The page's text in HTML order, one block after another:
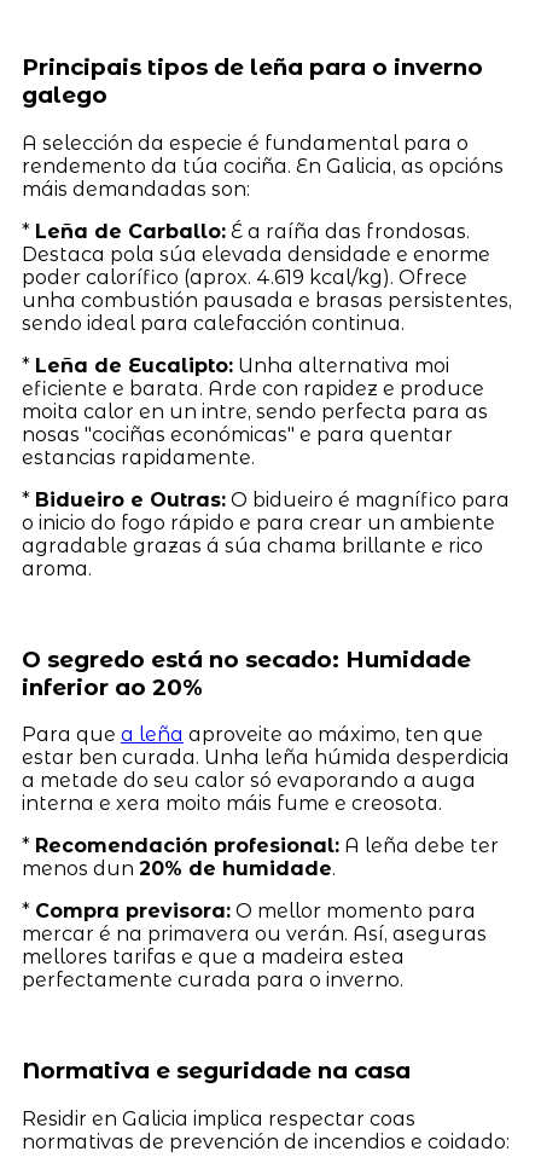
Principais tipos de leña para o inverno
galego
A selección da especie é fundamental para o
rendemento da túa cociña. En Galicia, as opcións
máis demandadas son:
* Leña de Carballo:É a raíña das frondosas.
Destaca pola súa elevada densidade e enorme
poder calorífico (aprox. 4.619 kcal/kg). Ofrece
unha combustión pausada e brasas persistentes,
sendo ideal para calefacción continua.
* Leña de Eucalipto:Unha alternativa moi
eficiente e barata. Arde con rapidez e produce
moita calor en un intre, sendo perfecta para as
nosas "cociñas económicas" e para quentar
estancias rapidamente.
* Bidueiro e Outras:O bidueiro é magnífico para
o inicio do fogo rápido e para crear un ambiente
agradable grazas á súa chama brillante e rico
aroma.
O segredo está no secado: Humidade
inferior ao 20%
Para que a leña aproveite ao máximo, ten que
estar ben curada. Unha leña húmida desperdicia
a metade do seu calor só evaporando a auga
interna e xera moito máis fume e creosota.
* Recomendación profesional:A leña debe ter
menos dun 20% de humidade.
* Compra previsora:O mellor momento para
mercar é na primavera ou verán. Así, aseguras
mellores tarifas e que a madeira estea
perfectamente curada para o inverno.
Normativa e seguridade na casa
Residir en Galicia implica respectar coas
normativas de prevención de incendios e coidado: